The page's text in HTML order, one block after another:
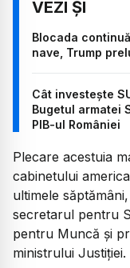
Blocada
nave, Trump
Cât investește
Bugetul armatei
PIB-ul României
Plecare acestuia
cabinetului
ultimele
secretarul pentru
pentru Muncă și
ministrului Justiției.